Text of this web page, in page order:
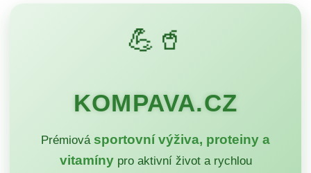
💪🥤
KOMPAVA.CZ
Prémiová sportovní výživa, proteiny a
vitamínypro aktivní život a rychlou